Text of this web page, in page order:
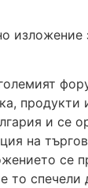
изложение
продукти
и се
на
се
то спечели